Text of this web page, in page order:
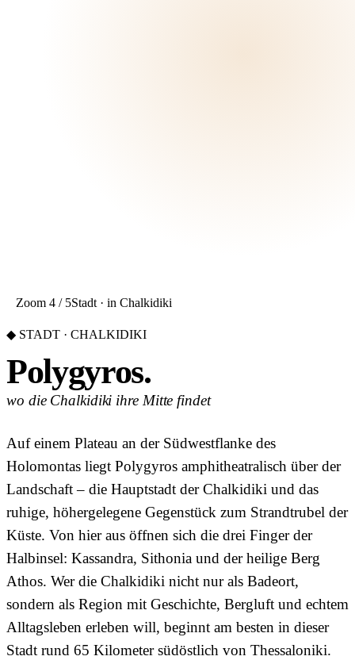
Zoom 4 / 5Stadt · in Chalkidiki
◆ STADT · CHALKIDIKI
Polygyros.
wo die Chalkidiki ihre Mitte findet
Auf einem Plateau an der Südwestflanke des
Holomontas liegt Polygyros amphitheatralisch über der
Landschaft – die Hauptstadt der Chalkidiki und das
ruhige, höhergelegene Gegenstück zum Strandtrubel der
Küste. Von hier aus öffnen sich die drei Finger der
Halbinsel: Kassandra, Sithonia und der heilige Berg
Athos. Wer die Chalkidiki nicht nur als Badeort,
sondern als Region mit Geschichte, Bergluft und echtem
Alltagsleben erleben will, beginnt am besten in dieser
Stadt rund 65 Kilometer südöstlich von Thessaloniki.